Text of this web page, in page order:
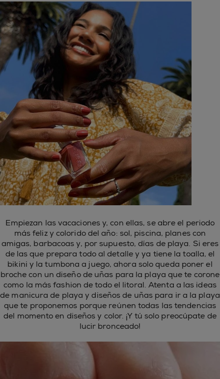
Empiezan las vacaciones y, con ellas, se abre el periodo
más feliz y colorido del año: sol, piscina, planes con
amigas, barbacoas y, por supuesto, días de playa. Si eres
de las que prepara todo al detalle y ya tiene la toalla, el
bikini y la tumbona a juego, ahora solo queda poner el
broche con un diseño de uñas para la playa que te corone
como la más fashion de todo el litoral. Atenta a las ideas
de manicura de playa y diseños de uñas para ir a la playa
que te proponemos porque reúnen todas las tendencias
del momento en diseños y color. ¡Y tú solo preocúpate de
lucir bronceado!